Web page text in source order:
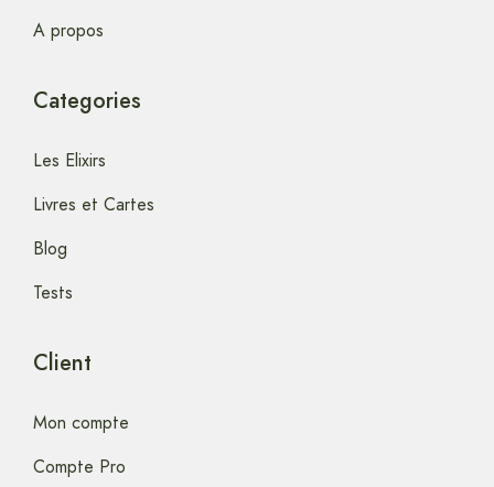
A propos
Categories
Les Elixirs
Livres et Cartes
Blog
Tests
Client
Mon compte
Compte Pro